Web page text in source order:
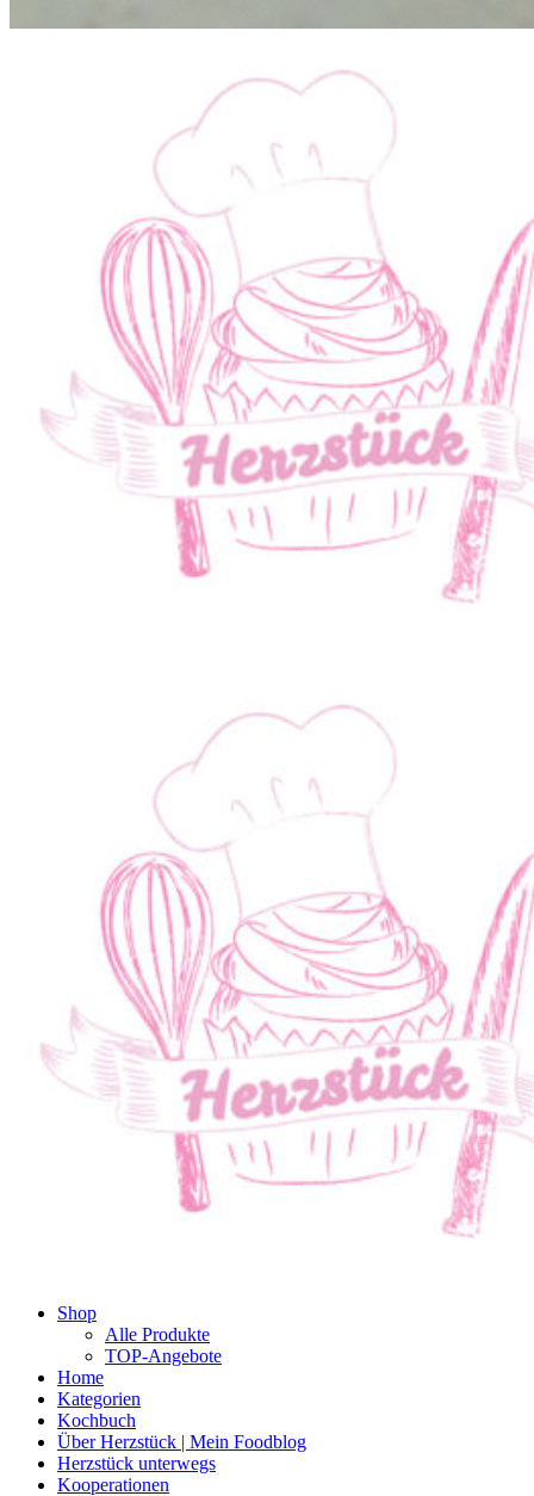
Shop
Alle Produkte
TOP-Angebote
Home
Kategorien
Kochbuch
Über Herzstück | Mein Foodblog
Herzstück unterwegs
Kooperationen